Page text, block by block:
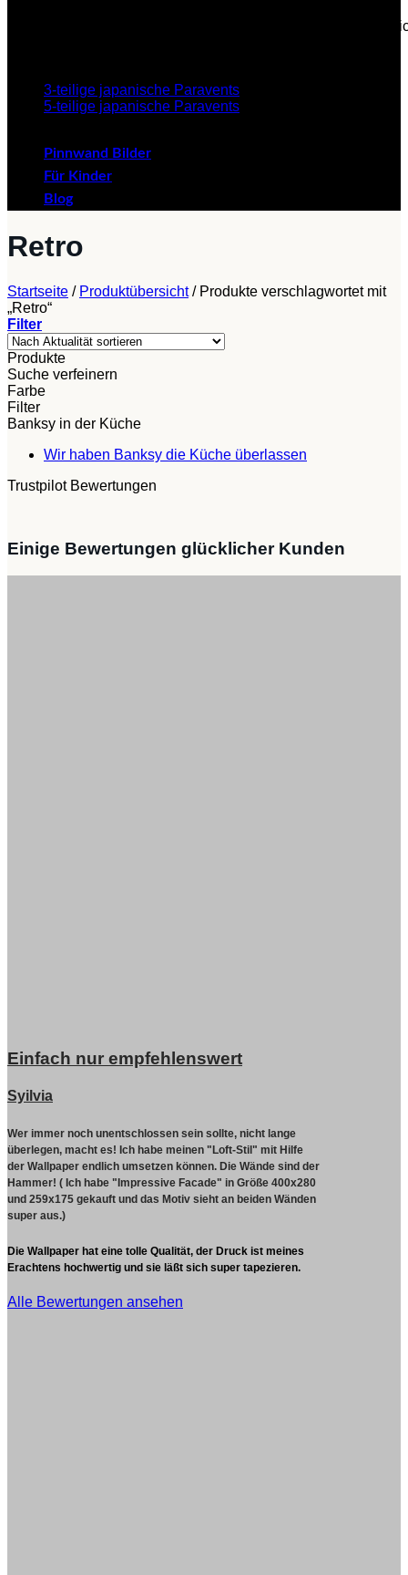
Diese Paravents, die im Japanischen als "Byobu"
3-teilige japanische Paravents
5-teilige japanische Paravents
Pinnwand Bilder
Für Kinder
Blog
Retro
Startseite / Produktübersicht /Produkte verschlagwortet mit
„Retro“
Filter
Produkte
Suche verfeinern
Farbe
Filter
Banksy in der Küche
Wir haben Banksy die Küche überlassen
die
Trustpilot Bewertungen
Einige Bewertungen glücklicher Kunden
Einfach nur empfehlenswert
Syilvia
Wer immer noch unentschlossen sein sollte, nicht lange
überlegen, macht es! Ich habe meinen "Loft-Stil" mit Hilfe
der Wallpaper endlich umsetzen können. Die Wände sind der
Hammer! ( Ich habe "Impressive Facade" in Größe 400x280
und 259x175 gekauft und das Motiv sieht an beiden Wänden
super aus.)
Die Wallpaper hat eine tolle Qualität, der Druck ist meines
Erachtens hochwertig und sie läßt sich super tapezieren.
Alle Bewertungen ansehen